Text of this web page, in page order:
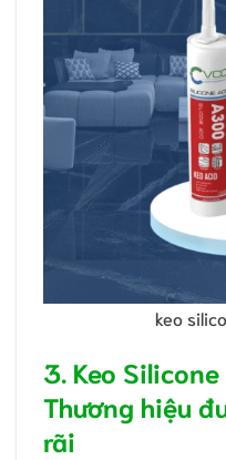
keo
3. Keo Silicone
Thương hiệu
rãi